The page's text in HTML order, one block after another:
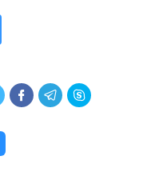
  